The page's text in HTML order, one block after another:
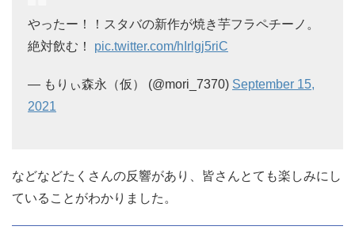
やったー！！スタバの新作が焼き芋フラペチーノ。
絶対飲む！ pic.twitter.com/hIrlgj5riC
— もりぃ森永（仮） (@mori_7370) September 15,
2021
などなどたくさんの反響があり、皆さんとても楽しみにし
ていることがわかりました。